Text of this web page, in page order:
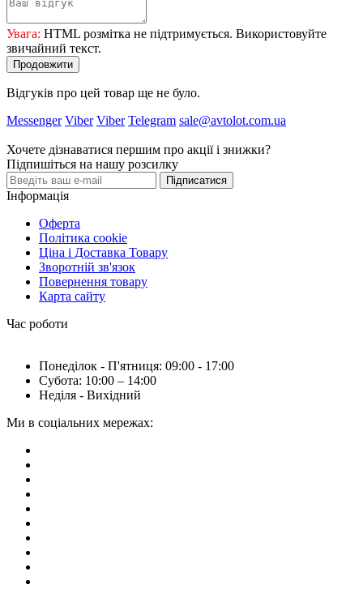
Увага: HTML розмітка не підтримується. Використовуйте
звичайний текст.
Продовжити
Відгуків про цей товар ще не було.
Messenger Viber Viber Telegram sale@avtolot.com.ua
Хочете дізнаватися першим про акції і знижки?
Підпишіться на нашу розсилку
Підписатися
Інформація
Оферта
Політика cookie
Ціна і Доставка Товару
Зворотній зв'язок
Повернення товару
Карта сайту
Час роботи
Понеділок - П'ятниця: 09:00 - 17:00
Субота: 10:00 – 14:00
Неділя - Вихідний
Ми в соціальних мережах: